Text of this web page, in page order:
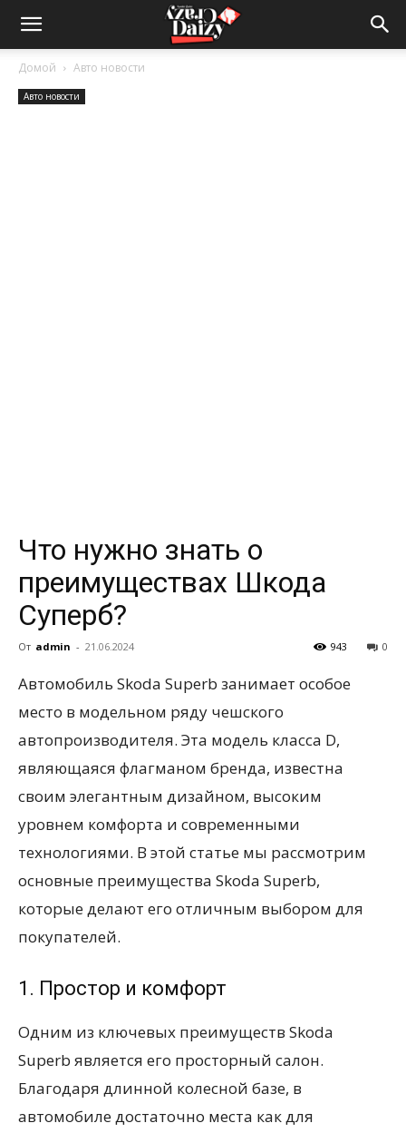
Crazy-
Daizy
Домой Авто новости
Авто новости
Что нужно знать о
преимуществах Шкода
Суперб?
От admin - 21.06.2024 0
943
Автомобиль Skoda Superb занимает особое
место в модельном ряду чешского
автопроизводителя. Эта модель класса D,
являющаяся флагманом бренда, известна
своим элегантным дизайном, высоким
уровнем комфорта и современными
технологиями. В этой статье мы рассмотрим
основные преимущества Skoda Superb,
которые делают его отличным выбором для
покупателей.
1. Простор и комфорт
Одним из ключевых преимуществ Skoda
Superb является его просторный салон.
Благодаря длинной колесной базе, в
автомобиле достаточно места как для